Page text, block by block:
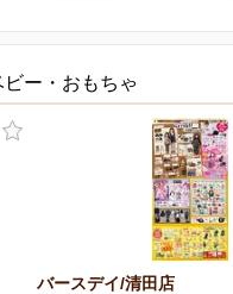
ー・おもちゃ
バースデイ/清田店